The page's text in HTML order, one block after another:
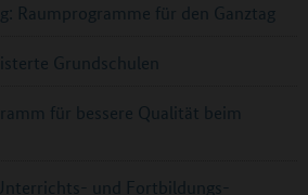
Raumprogramme für den Ganztag
Grundschulen
für bessere Qualität beim
und Fortbildungs-